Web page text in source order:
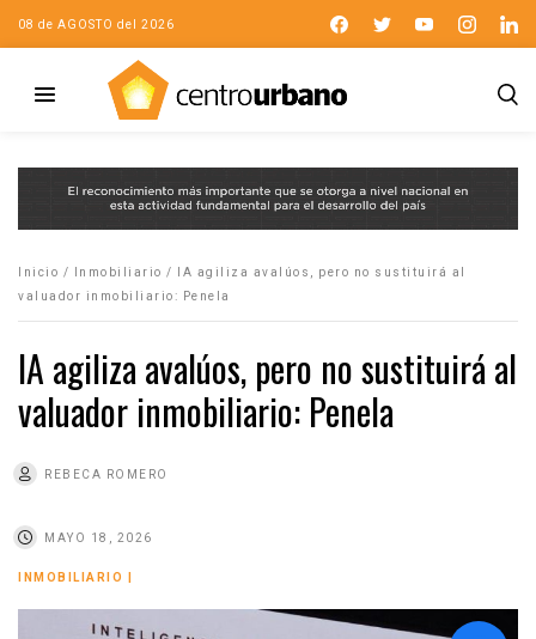
08 de AGOSTO del 2026
Inicio / Inmobiliario /
IA agiliza avalúos, pero no sustituirá al
valuador inmobiliario: Penela
IA agiliza avalúos, pero no sustituirá al
valuador inmobiliario: Penela
REBECA ROMERO
MAYO 18, 2026
INMOBILIARIO